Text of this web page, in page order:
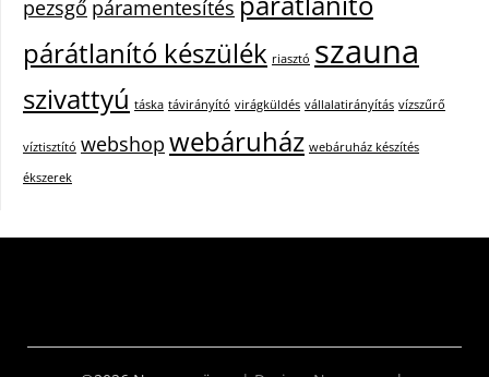
pezsgő páramentesítés
párátlanító készülék riasztó szauna
szivattyú táska távirányító virágküldés vállalatirányítás vízszűrő
víztisztító webshop webáruház webáruház készítés
ékszerek